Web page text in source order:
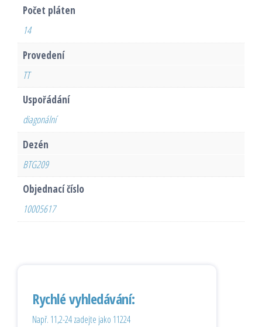
Počet pláten
14
Provedení
TT
Uspořádání
diagonální
Dezén
BTG209
Objednací číslo
10005617
Rychlé vyhledávání:
Např. 11,2-24 zadejte jako 11224